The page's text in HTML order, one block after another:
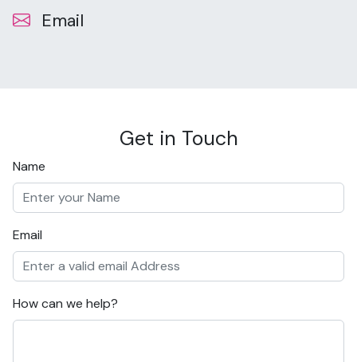
Email
Get in Touch
Name
Email
How can we help?